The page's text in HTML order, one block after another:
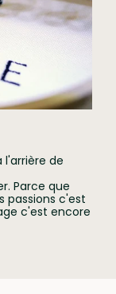
l'arrière de
Parce que
passions c'est
c'est encore